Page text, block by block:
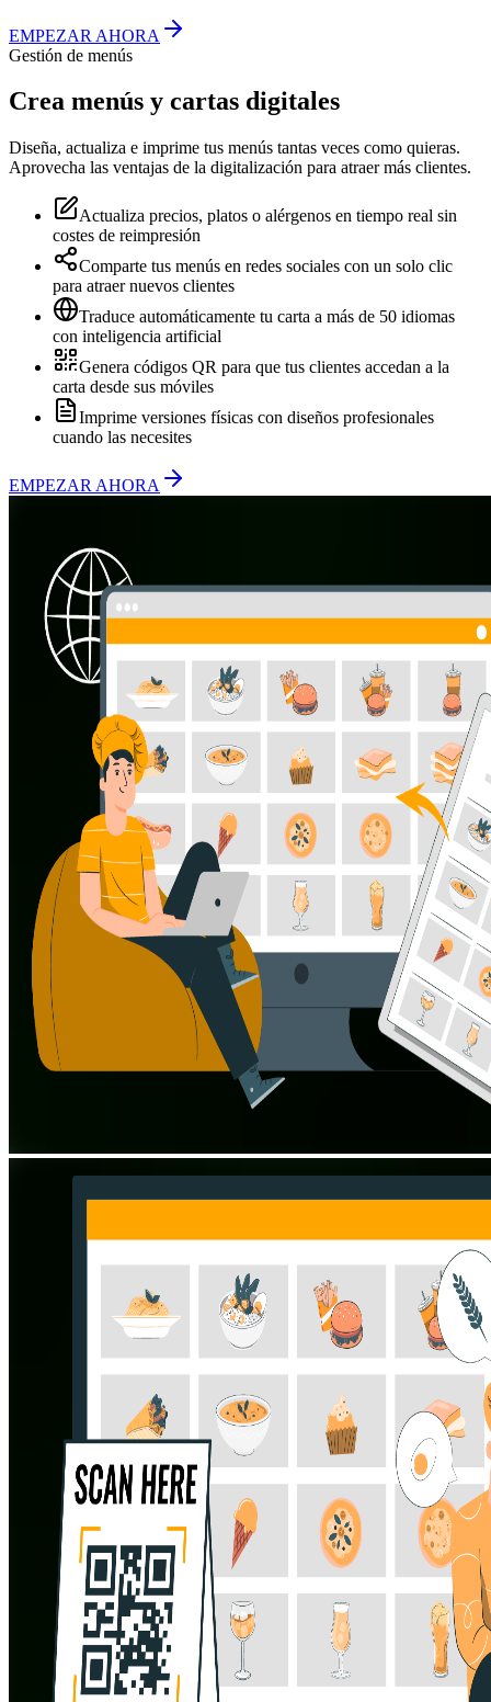
EMPEZAR AHORA
Gestión de menús
Crea menús y cartas digitales
Diseña, actualiza e imprime tus menús tantas veces como quieras.
Aprovecha las ventajas de la digitalización para atraer más clientes.
Actualiza precios, platos o alérgenos en tiempo real sin
costes de reimpresión
Comparte tus menús en redes sociales con un solo clic
para atraer nuevos clientes
Traduce automáticamente tu carta a más de 50 idiomas
con inteligencia artificial
Genera códigos QR para que tus clientes accedan a la
carta desde sus móviles
Imprime versiones físicas con diseños profesionales
cuando las necesites
EMPEZAR AHORA